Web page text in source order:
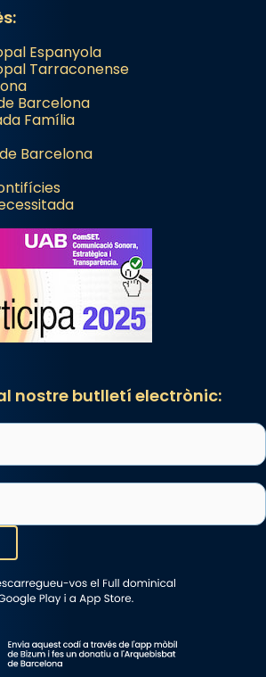
Espanyola
Tarraconense
Barcelona
Família
Barcelona
nostre butlletí electrònic: